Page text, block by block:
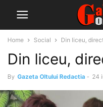
Home Social Din liceu,
Din liceu,
By Gazeta Oltului Redactia - 24